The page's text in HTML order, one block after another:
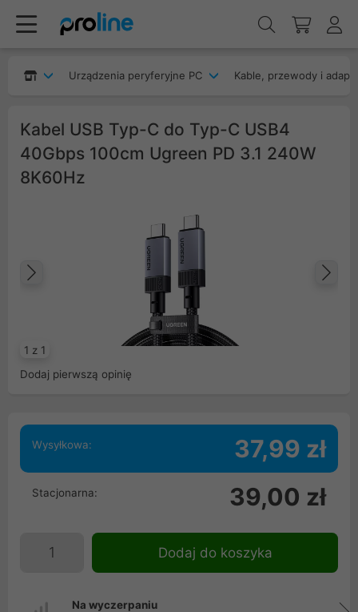
Urządzenia peryferyjne PC Kable, przewody i
Kabel USB Typ-C do Typ-C USB4
40Gbps 100cm Ugreen PD 3.1 240W
8K60Hz
1 z 1
Poprzedni
Dodaj pierwszą opinię
Wysyłkowa: 37,99 zł
Stacjonarna: 39,00 zł
Dodaj do koszyka
Na wyczerpaniu